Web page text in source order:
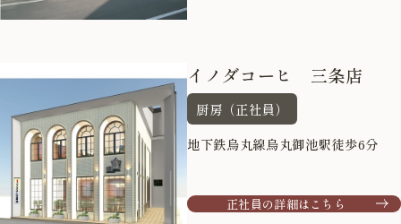
イノダコーヒ 三条店
厨房（正社員）
地下鉄烏丸線烏丸御池駅徒歩6分
正社員の詳細はこちら